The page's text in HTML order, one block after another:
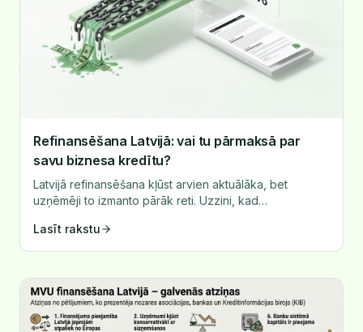
Refinansēšana Latvijā: vai tu pārmaksā par
savu biznesa kredītu?
Latvijā refinansēšana kļūst arvien aktuālāka, bet
uzņēmēji to izmanto pārāk reti. Uzzini, kad
Lasīt rakstu